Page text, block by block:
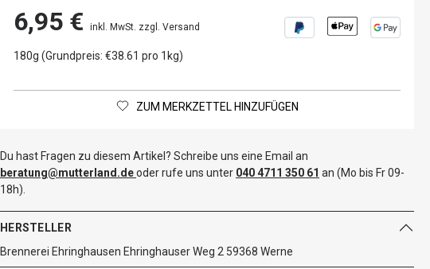
6,95 € inkl. MwSt. zzgl. Versand
180g (Grundpreis: €38.61 pro 1kg)
ZUM MERKZETTEL HINZUFÜGEN
Du hast Fragen zu diesem Artikel? Schreibe uns eine Email an
beratung@mutterland.deoder rufe uns unter 040 4711 350 61 an (Mo bis Fr 09-
18h).
HERSTELLER
Brennerei Ehringhausen Ehringhauser Weg 2 59368 Werne